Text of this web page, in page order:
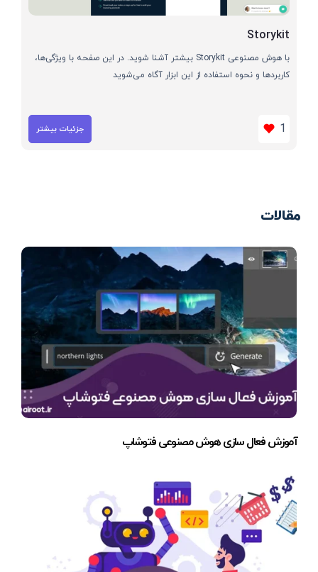
Storykit
با هوش مصنوعی Storykit بیشتر آشنا شوید. در این صفحه با ویژگی‌ها،
کاربردها و نحوه استفاده از این ابزار آگاه می‌شوید
1 جزئیات بیشتر
مقالات
آموزش فعال سازی هوش مصنوعی فتوشاپ